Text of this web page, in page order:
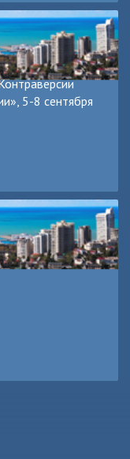
5-8 сентября